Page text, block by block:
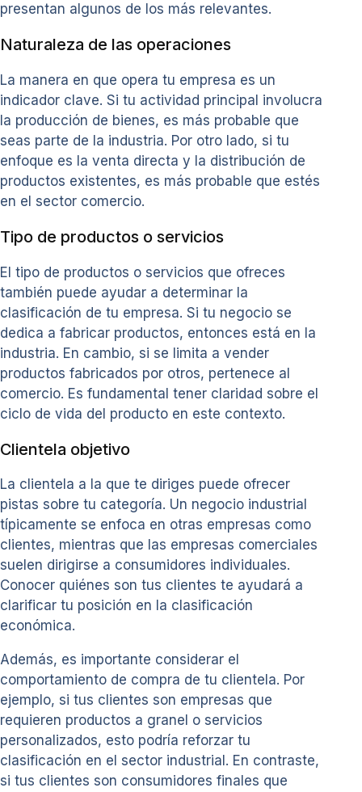
presentan algunos de los más relevantes.
Naturaleza de las operaciones
La manera en que opera tu empresa es un
indicador clave. Si tu actividad principal involucra
la producción de bienes, es más probable que
seas parte de la industria. Por otro lado, si tu
enfoque es la venta directa y la distribución de
productos existentes, es más probable que estés
en el sector comercio.
Tipo de productos o servicios
El tipo de productos o servicios que ofreces
también puede ayudar a determinar la
clasificación de tu empresa. Si tu negocio se
dedica a fabricar productos, entonces está en la
industria. En cambio, si se limita a vender
productos fabricados por otros, pertenece al
comercio. Es fundamental tener claridad sobre el
ciclo de vida del producto en este contexto.
Clientela objetivo
La clientela a la que te diriges puede ofrecer
pistas sobre tu categoría. Un negocio industrial
típicamente se enfoca en otras empresas como
clientes, mientras que las empresas comerciales
suelen dirigirse a consumidores individuales.
Conocer quiénes son tus clientes te ayudará a
clarificar tu posición en la clasificación
económica.
Además, es importante considerar el
comportamiento de compra de tu clientela. Por
ejemplo, si tus clientes son empresas que
requieren productos a granel o servicios
personalizados, esto podría reforzar tu
clasificación en el sector industrial. En contraste,
si tus clientes son consumidores finales que